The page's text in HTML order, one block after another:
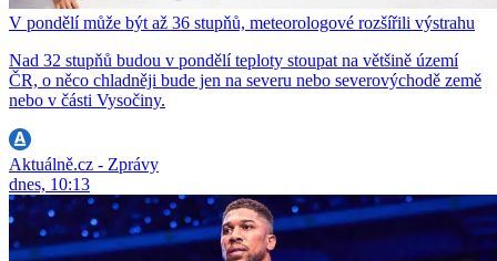
V pondělí může být až 36 stupňů, meteorologové rozšířili výstrahu
Nad 32 stupňů budou v pondělí teploty stoupat na většině území
ČR, o něco chladněji bude jen na severu nebo severovýchodě země
nebo v části Vysočiny.
Aktuálně.cz - Zprávy
dnes, 10:13